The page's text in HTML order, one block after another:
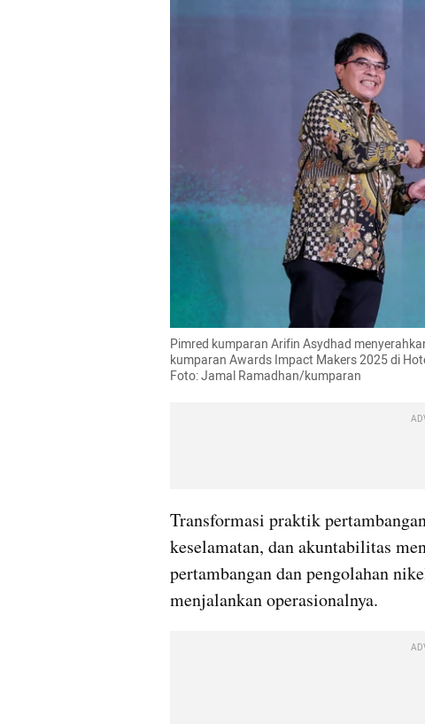
Pimred kumparan Arifin Asydhad
kumparan Awards Impact Makers 2025 di
Foto: Jamal Ramadhan/kumparan
Transformasi praktik
keselamatan, dan akuntabilitas
pertambangan dan pengolahan
menjalankan operasionalnya.